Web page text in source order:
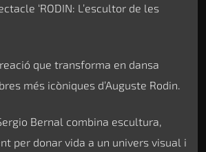
‘RODIN: L’escultor de les
que transforma en dansa
més icòniques d’Auguste Rodin.
Bernal combina escultura,
per donar vida a un univers visual i